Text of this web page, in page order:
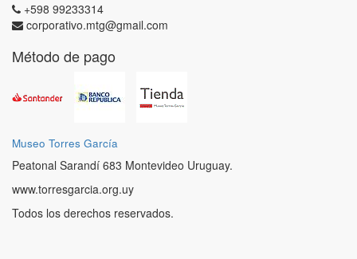
+598 99233314
corporativo.mtg@gmail.com
Método de pago
Museo Torres García
Peatonal Sarandí 683 Montevideo Uruguay.
www.torresgarcia.org.uy
Todos los derechos reservados.